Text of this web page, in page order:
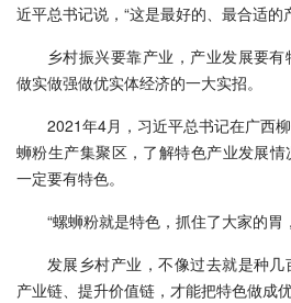
近平总书记说，“这是最好的、最合适的
乡村振兴要靠产业，产业发展要
做实做强做优实体经济的一大实招。
2021年4月，习近平总书记在广西
蛳粉生产集聚区，了解特色产业发展
一定要有特色。
“螺蛳粉就是特色，抓住了大家的胃
发展乡村产业，不像过去就是种
产业链、提升价值链，才能把特色做成优